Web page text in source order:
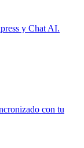
y Chat AI.
con tu